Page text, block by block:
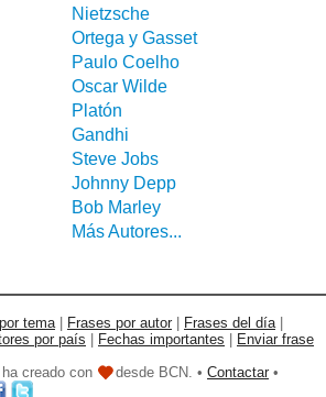
Nietzsche
Ortega y Gasset
Paulo Coelho
Oscar Wilde
Platón
Gandhi
Steve Jobs
Johnny Depp
Bob Marley
Más Autores...
tema| Frases por autor Frases del día|
por país Fechas importantes
Enviar frase
creado con desde BCN. • Contactar •